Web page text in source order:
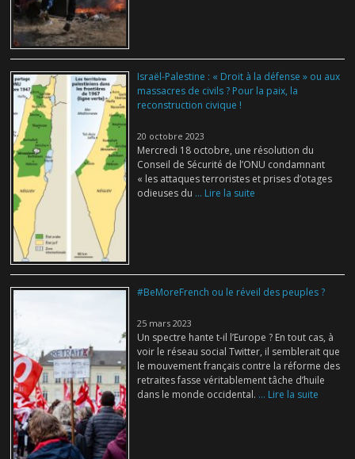
Israël-Palestine : « Droit à la défense » ou aux
massacres de civils ? Pour la paix, la
reconstruction civique !
20 octobre 2023
Mercredi 18 octobre, une résolution du
Conseil de Sécurité de l’ONU condamnant
« les attaques terroristes et prises d’otages
odieuses du ... Lire la suite
#BeMoreFrench ou le réveil des peuples ?
25 mars 2023
Un spectre hante t-il l’Europe ? En tout cas, à
voir le réseau social Twitter, il semblerait que
le mouvement français contre la réforme des
retraites fasse véritablement tâche d’huile
dans le monde occidental. ... Lire la suite